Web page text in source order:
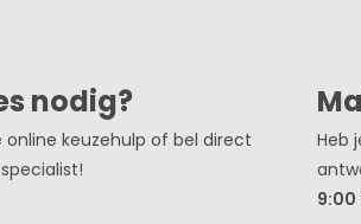
nodig?
online keuzehulp of bel direct
Heb
9:00